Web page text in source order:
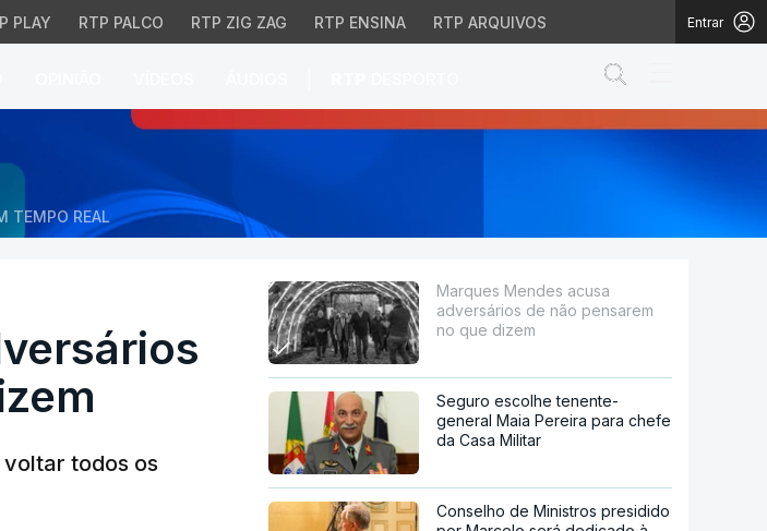
PLAY RTP PALCO RTP ZIG ZAG RTP ENSINA RTP ARQUIVOS Entrar
de não pensarem no que
TEMPO REAL
todos os
Marques Mendes acusa
adversários de não pensarem
no que dizem
Seguro escolhe tenente-
general Maia Pereira para chefe
da Casa Militar
Conselho de Ministros presidido